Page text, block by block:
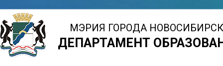
Jump
to
navigation
МЭРИЯ ГОРОДА
ДЕПАРТАМЕНТ